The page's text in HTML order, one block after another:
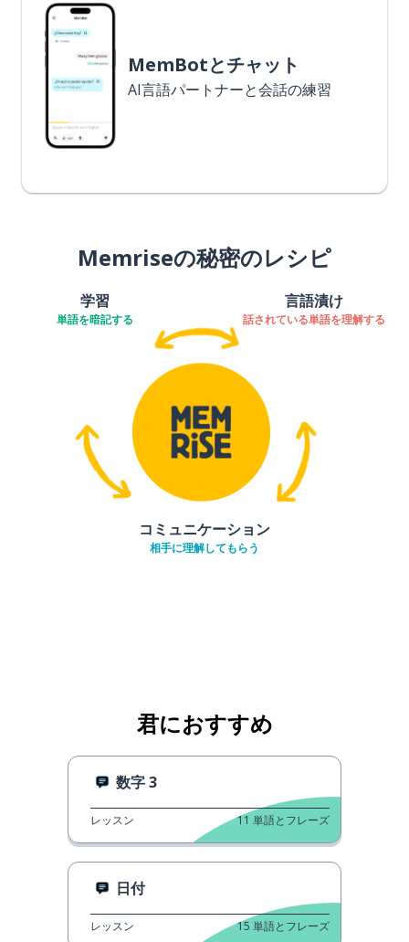
MemBotとチャット
AI言語パートナーと会話の練習
Memriseの秘密のレシピ
学習
単語を暗記する
言語漬け
話されている単語を理解する
コミュニケーション
相手に理解してもらう
君におすすめ
数字 3
レッスン 11 単語とフレーズ
日付
レッスン 15 単語とフレーズ